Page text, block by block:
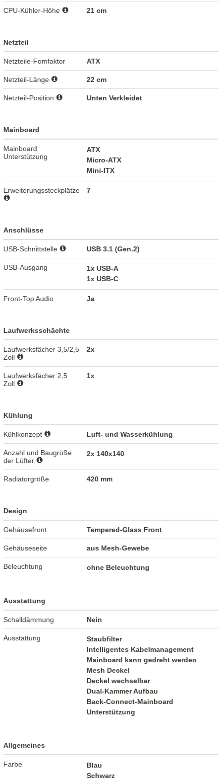
CPU-Kühler-Höhe 21 cm
Netzteil
Netzteile-Fomfaktor ATX
Netzteil-Länge 22 cm
Netzteil-Position Unten Verkleidet
Mainboard
Mainboard
Unterstützung
ATX
Micro-ATX
Mini-ITX
Erweiterungssteckplätze 7
Anschlüsse
USB-Schnittstelle USB 3.1 (Gen.2)
USB-Ausgang
1x USB-A
1x USB-C
Front-Top Audio Ja
Laufwerksschächte
Laufwerksfächer 3,5/2,5
Zoll
2x
Laufwerksfächer 2,5
Zoll
1x
Kühlung
Kühlkonzept Luft- und Wasserkühlung
Anzahl und Baugröße
der Lüfter
2x 140x140
Radiatorgröße 420 mm
Design
Gehäusefront Tempered-Glass Front
Gehäuseseite aus Mesh-Gewebe
Beleuchtung ohne Beleuchtung
Ausstattung
Schalldämmung Nein
Ausstattung
Staubfilter
Intelligentes Kabelmanagement
Mainboard kann gedreht werden
Mesh Deckel
Deckel wechselbar
Dual-Kammer Aufbau
Back-Connect-Mainboard
Unterstützung
Allgemeines
Farbe
Blau
Schwarz